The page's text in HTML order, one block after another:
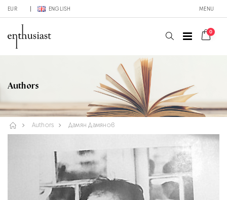
EUR ENGLISH MENU
0
Authors
Authors Дамян Дамянов